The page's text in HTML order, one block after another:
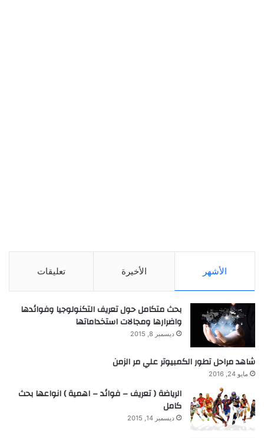
الأشهر الأخيرة تعليقات
بحث متكامل حول تعريف التكنولوجيا وفوائدها
واضرارها ومجالات استخداماتها
ديسمبر 8, 2015
شاهد مراحل تطور الكمبيوتر علي مر الزمن
مايو 24, 2016
الرياضة ( تعريف – فوائد – اهمية ) انواعها بحث
كامل
ديسمبر 14, 2015